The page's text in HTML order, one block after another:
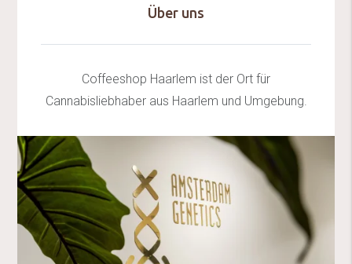
Über uns
Coffeeshop Haarlem ist der Ort für
Cannabisliebhaber aus Haarlem und Umgebung.